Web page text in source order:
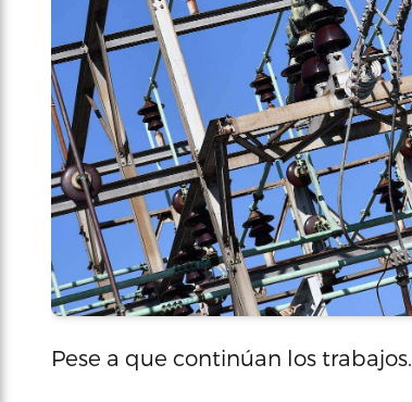
Pese a que continúan los trabajos.